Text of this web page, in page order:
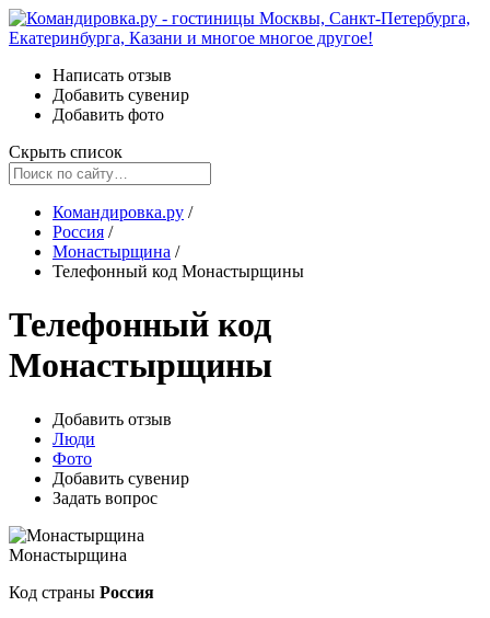
Написать отзыв
Добавить сувенир
Добавить фото
Скрыть список
Командировка.ру /
Россия /
Монастырщина /
Телефонный код Монастырщины
Телефонный код
Монастырщины
Добавить отзыв
Люди
Фото
Добавить сувенир
Задать вопрос
Монастырщина
Код страны Россия